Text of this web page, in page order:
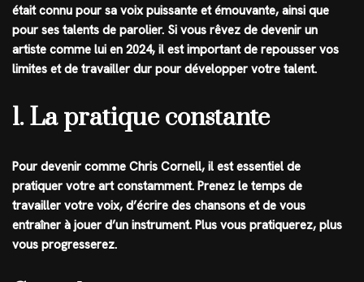
était connu pour sa voix puissante et émouvante, ainsi que
pour ses talents de parolier. Si vous rêvez de devenir un
artiste comme lui en 2024, il est important de repousser vos
limites et de travailler dur pour développer votre talent.
1. La pratique constante
Pour devenir comme Chris Cornell, il est essentiel de
pratiquer votre art constamment. Prenez le temps de
travailler votre voix, d’écrire des chansons et de vous
entraîner à jouer d’un instrument. Plus vous pratiquerez, plus
vous progresserez.